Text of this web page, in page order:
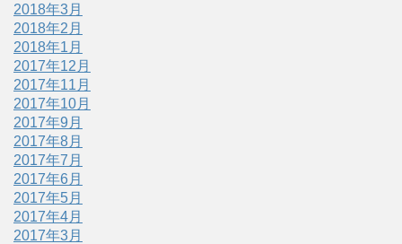
2018年3月
2018年2月
2018年1月
2017年12月
2017年11月
2017年10月
2017年9月
2017年8月
2017年7月
2017年6月
2017年5月
2017年4月
2017年3月